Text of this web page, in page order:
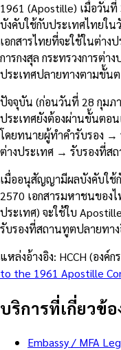
1961 (Apostille) เมื่อวัน
บังคับใช้กับประเทศไทยใ
เอกสารไทยที่จะใช้ในต่าง
การกงสุล กระทรวงการต่
ประเทศปลายทางตามขั้น
ปัจจุบัน (ก่อนวันที่ 28 กุมภ
ประเทศยังต้องผ่านขั้นตอ
โดยทนายผู้ทำคำรับรอง →
ต่างประเทศ → รับรองที่ส
เมื่ออนุสัญญามีผลบังคับใช้
2570 เอกสารมหาชนของ
ประเทศ) จะใช้ใบ
รับรองที่สถานทูตปลายทาง
แหล่งอ้างอิง: HCCH (องค์
to the 1961 Apostille
บริการที่เกี่ยวข้อ
Embassy / MFA